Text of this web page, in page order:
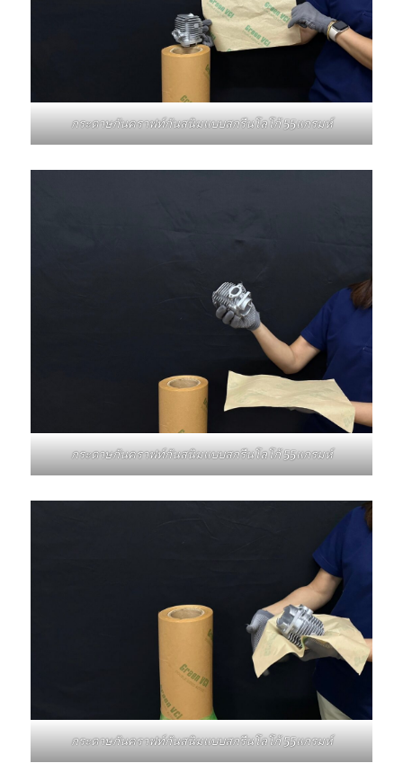
กระดาษกันคราฟท์กันสนิมแบบสกรีนโลโก้ 55แกรมห์
กระดาษกันคราฟท์กันสนิมแบบสกรีนโลโก้ 55แกรมห์
กระดาษกันคราฟท์กันสนิมแบบสกรีนโลโก้ 55แกรมห์